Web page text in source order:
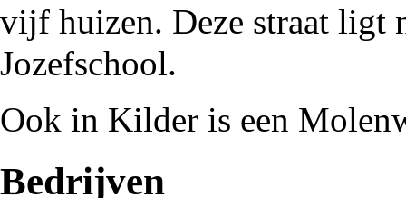
vijf huizen. Deze straat ligt
Jozefschool.
Ook in Kilder is een
Bedrijven